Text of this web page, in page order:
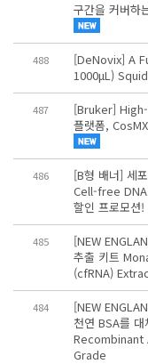
구간을 커버
488
[DeNovix] A
1000μL)
487
[Bruker]
플랫폼,
486
[B형 배너] 세
Cell-free
할인 프로모션!
485
[NEW
추출 키트
(cfRNA)
484
[NEW
천연 BSA를
Recombinant
Grade